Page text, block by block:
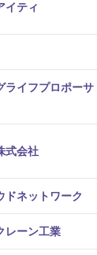
イティ
ライフプロポーサ
式会社
ドネットワーク
レーン工業